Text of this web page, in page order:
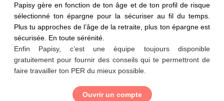
Papisy gère en fonction de ton âge et de ton profil de risque
sélectionné ton épargne pour la sécuriser au fil du temps.
Plus tu approches de l’âge de la retraite, plus ton épargne est
sécurisée. En toute sérénité.
Enfin Papisy, c’est une équipe toujours disponible
gratuitement pour fournir des conseils qui te permettront de
faire travailler ton PER du mieux possible.
Ouvrir un compte